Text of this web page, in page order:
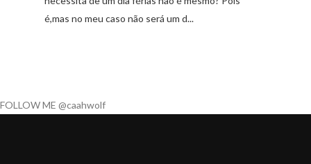
é,mas no meu caso não será um d...
FOLLOW ME @caahwolf